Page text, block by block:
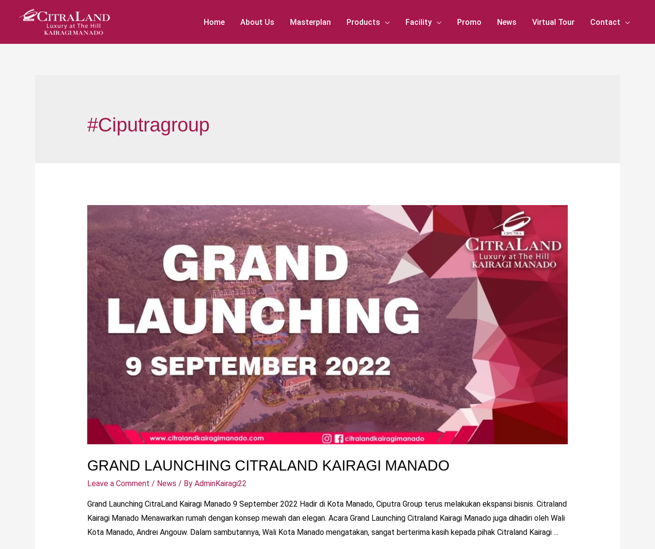
Home About Us Masterplan Products Facility Promo News Virtual Tour Contact
#ciputragroup
GRAND LAUNCHING CITRALAND KAIRAGI MANADO
Leave a Comment / News / By AdminKairagi22
Grand Launching CitraLand Kairagi Manado 9 September 2022 Hadir di Kota Manado, Ciputra Group terus melakukan ekspansi bisnis. Citraland
Kairagi Manado Menawarkan rumah dengan konsep mewah dan elegan. Acara Grand Launching Citraland Kairagi Manado juga dihadiri oleh Wali
Kota Manado, Andrei Angouw. Dalam sambutannya, Wali Kota Manado mengatakan, sangat berterima kasih kepada pihak Citraland Kairagi …